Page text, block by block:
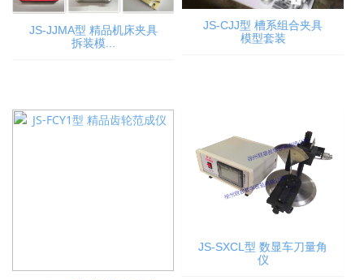
JS-JJMA型 精品机床夹具
拆装模...
JS-CJJ型 槽系组合夹具
模型套装
JS-SXCL型 数显车刀量角
仪